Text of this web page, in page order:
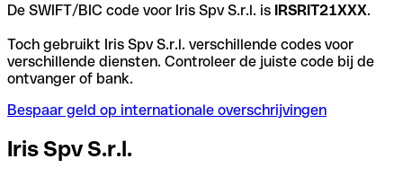
De SWIFT/BIC code voor Iris Spv S.r.l. is IRSRIT21XXX.
Toch gebruikt Iris Spv S.r.l. verschillende codes voor
verschillende diensten. Controleer de juiste code bij de
ontvanger of bank.
Bespaar geld op internationale overschrijvingen
Iris Spv S.r.l.